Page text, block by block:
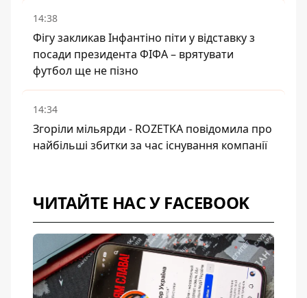
14:38
Фігу закликав Інфантіно піти у відставку з
посади президента ФІФА – врятувати
футбол ще не пізно
14:34
Згоріли мільярди - ROZETKA повідомила про
найбільші збитки за час існування компанії
ЧИТАЙТЕ НАС У FACEBOOK